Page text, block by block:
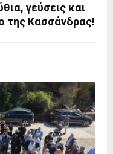
γεύσεις και
της Κασσάνδρας!